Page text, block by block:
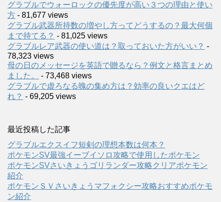
グラブルでウォーロックの優先度が高い３つの理由と使い
方 - 81,677 views
グラブル武器所持数の増やし方ってどうするの？最大何個
まで持てる？ - 81,025 views
グラブルレア武器の使い道は？取っておいた方がいい？ -
78,323 views
母の日のメッセージを英語で贈るなら？例文と格言まとめ
ました。
- 73,468 views
グラブルで虚ろなる魄の集め方は？効率の良いクエはど
れ？ - 69,205 views
最近投稿した記事
グラブルエクスイフ短剣の理想本数は何本？
ポケモンSV最強イーブイソロ攻略で使用したポケモン
ポケモンSVさいきょうゴリランダー攻略クリアポケモン
紹介
ポケモンＳＶさいきょうマフォクシー攻略おすすめポケモ
ン紹介